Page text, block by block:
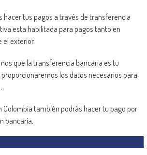
hacer tus pagos a través de transferencia
esta habilitada para pagos tanto en
el exterior.
que la transferencia bancaria es tu
los datos necesarios para
Colombia también podrás hacer tu pago por
bancaria.